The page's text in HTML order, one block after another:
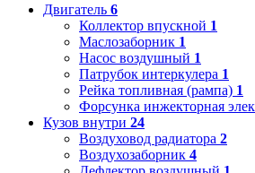
Двигатель 6
Коллектор впускной 1
Маслозаборник 1
Насос воздушный 1
Патрубок интеркулера 1
Рейка топливная (рампа) 1
Форсунка инжекторная
Кузов внутри 24
Воздуховод радиатора 2
Воздухозаборник 4